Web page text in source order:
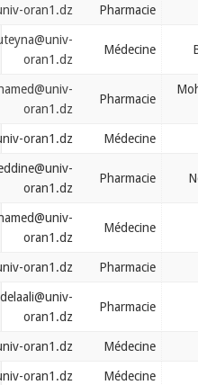
belbachir.assia@univ-oran1.dz
belbachir.bouteyna@univ-
belbachir.mohamed@univ-
belbal.ahmed@univ-oran1.dz
belbouche.noureddine@univ-
beldjillali.mohamed@univ-
belebna.bachir@univ-oran1.dz
belhachem.abdelaali@univ-
belhachemi.nadjet@univ-oran1.dz
belhadj.mohamed@univ-oran1.dz